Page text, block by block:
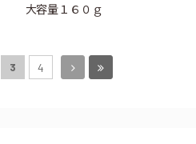
大容量１６０ｇ
3 4